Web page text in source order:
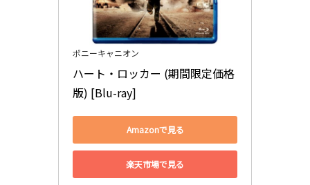
ポニーキャニオン
ハート・ロッカー (期間限定価格
版) [Blu-ray]
Amazonで見る
楽天市場で見る